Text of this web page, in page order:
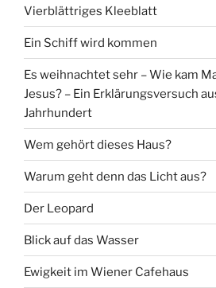
Vierblättriges Kleeblatt
Ein Schiff wird kommen
Es weihnachtet sehr – Wie kam
Jesus? – Ein Erklärungsversuch
Jahrhundert
Wem gehört dieses Haus?
Warum geht denn das Licht aus?
Der Leopard
Blick auf das Wasser
Ewigkeit im Wiener Cafehaus